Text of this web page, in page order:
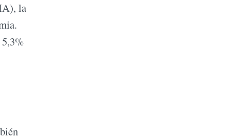
la